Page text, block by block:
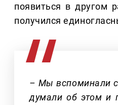
появиться в другом
получился
– Мы вспоминали
думали об этом и